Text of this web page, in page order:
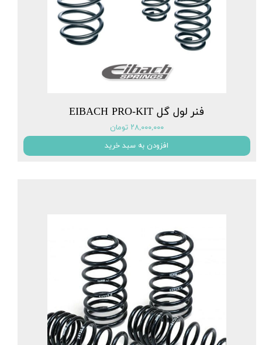
فنر لول گل EIBACH PRO-KIT
۲۸,۰۰۰,۰۰۰ تومان
افزودن به سبد خرید